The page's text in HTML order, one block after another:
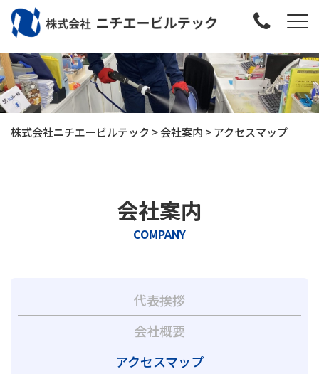
株式会社ニチエービルテック >会社案内 >アクセスマップ
会社案内
COMPANY
代表挨拶
会社概要
アクセスマップ